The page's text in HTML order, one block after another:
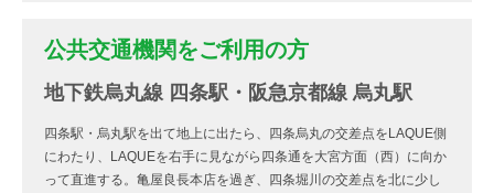
公共交通機関をご利用の方
地下鉄烏丸線 四条駅・阪急京都線 烏丸駅
四条駅・烏丸駅を出て地上に出たら、四条烏丸の交差点をLAQUE側
にわたり、LAQUEを右手に見ながら四条通を大宮方面（西）に向か
って直進する。亀屋良長本店を過ぎ、四条堀川の交差点を北に少し